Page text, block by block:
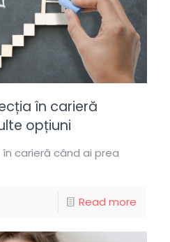
în carieră
opțiuni
carieră când ai prea
Read more